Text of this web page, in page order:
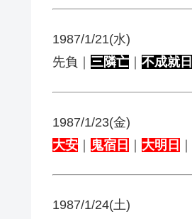
1987/1/21(水)
先負｜ 三隣亡 不成就日
1987/1/23(金)
大安 ｜ 鬼宿日 ｜ 大明日 ｜
1987/1/24(土)